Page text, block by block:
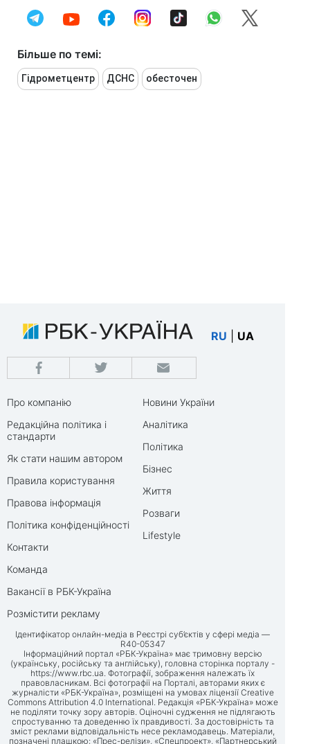
Більше по темі:
Гідрометцентр ДСНС обесточен
RU UA
Про компанію
Редакційна політика і
стандарти
Як стати нашим автором
Правила користування
Правова інформація
Політика конфіденційності
Контакти
Команда
Вакансії в РБК-Україна
Розмістити рекламу
Новини України
Аналітика
Політика
Бізнес
Життя
Розваги
Lifestyle
Ідентифікатор онлайн-медіа в Реєстрі суб’єктів у сфері медіа —
R40-05347
Інформаційний портал «РБК-Україна» має тримовну версію
(українську, російську та англійську), головна сторінка порталу -
https://www.rbc.ua. Фотографії, зображення належать їх
правовласникам. Всі фотографії на Порталі, авторами яких є
журналісти «РБК-Україна», розміщені на умовах ліцензії Creative
Commons Attribution 4.0 International. Редакція «РБК-Україна» може
не поділяти точку зору авторів. Оціночні судження не підлягають
спростуванню та доведенню їх правдивості. За достовірність та
зміст реклами відповідальність несе рекламодавець. Матеріали,
позначені плашкою: «Прес-релізи», «Спецпроект», «Партнерський